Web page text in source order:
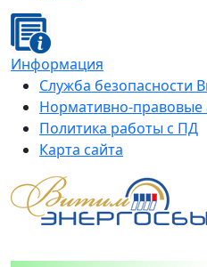
Информация
Служба безопасности
Нормативно-правовые
Политика работы с ПД
Карта сайта